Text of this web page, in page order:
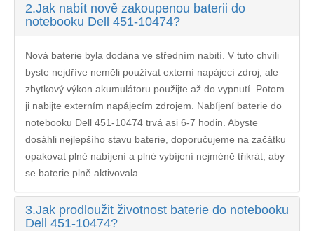
2.Jak nabít nově zakoupenou baterii do
notebooku Dell 451-10474?
Nová baterie byla dodána ve středním nabití. V tuto chvíli
byste nejdříve neměli používat externí napájecí zdroj, ale
zbytkový výkon akumulátoru použijte až do vypnutí. Potom
ji nabijte externím napájecím zdrojem. Nabíjení baterie do
notebooku Dell 451-10474 trvá asi 6-7 hodin. Abyste
dosáhli nejlepšího stavu baterie, doporučujeme na začátku
opakovat plné nabíjení a plné vybíjení nejméně třikrát, aby
se baterie plně aktivovala.
3.Jak prodloužit životnost baterie do notebooku
Dell 451-10474?